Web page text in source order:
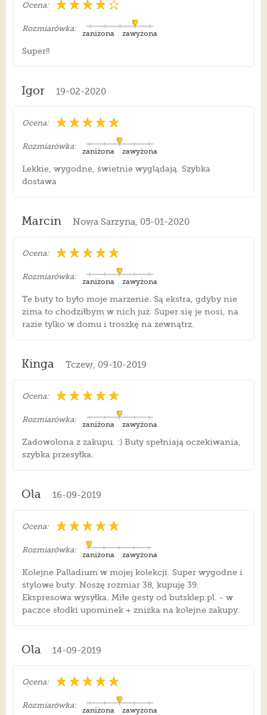
Ocena:
Rozmiarówka:
zawyżona
zaniżona
Super!!
Igor 19-02-2020
Ocena:
Rozmiarówka:
zawyżona
zaniżona
Lekkie, wygodne, świetnie wyglądają. Szybka
dostawa
Marcin Nowa Sarzyna, 05-01-2020
Ocena:
Rozmiarówka:
zawyżona
zaniżona
Te buty to było moje marzenie. Są ekstra, gdyby nie
zima to chodziłbym w nich już. Super się je nosi, na
razie tylko w domu i troszkę na zewnątrz.
Kinga Tczew, 09-10-2019
Ocena:
Rozmiarówka:
zawyżona
zaniżona
Zadowolona z zakupu. :) Buty spełniają oczekiwania,
szybka przesyłka.
Ola 16-09-2019
Ocena:
Rozmiarówka:
zawyżona
zaniżona
Kolejne Palladium w mojej kolekcji. Super wygodne i
stylowe buty. Noszę rozmiar 38, kupuję 39.
Ekspresowa wysyłka. Miłe gesty od butsklep.pl. - w
paczce słodki upominek + zniżka na kolejne zakupy.
Ola 14-09-2019
Ocena:
Rozmiarówka:
zawyżona
zaniżona